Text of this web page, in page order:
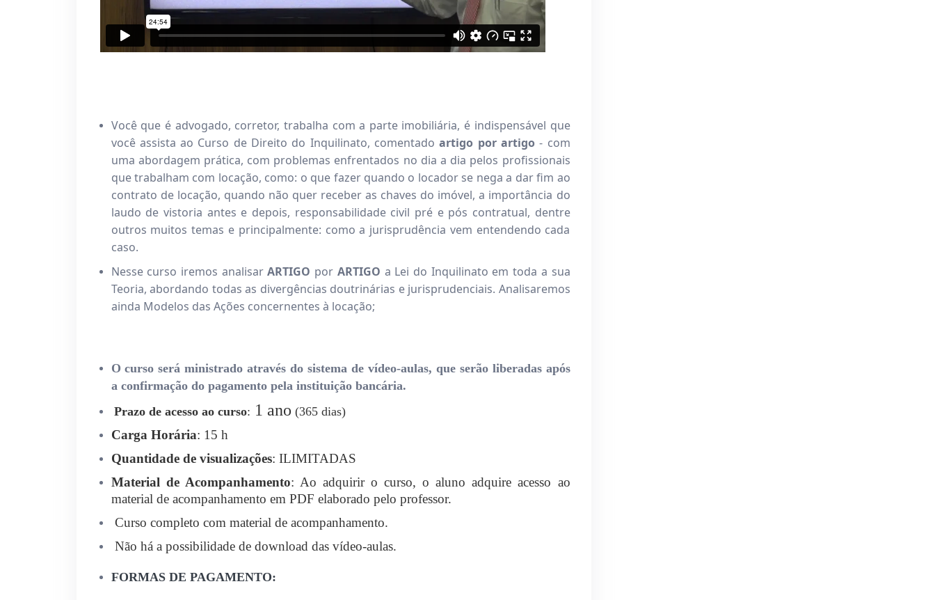
Você que é advogado, corretor, trabalha com a parte imobiliária, é indispensável que
você assista ao Curso de Direito do Inquilinato, comentadoartigo por artigo- com
uma abordagem prática, com problemas enfrentados no dia a dia pelos profissionais
que trabalham com locação, como: o que fazer quando o locador se nega a dar fim ao
contrato de locação, quando não quer receber as chaves do imóvel, a importância do
laudo de vistoria antes e depois, responsabilidade civil pré e pós contratual, dentre
outros muitos temas e principalmente: como a jurisprudência vem entendendo cada
caso.
Nesse curso iremos analisarARTIGO por ARTIGO a Lei do Inquilinato em toda a sua
Teoria, abordando todas as divergências doutrinárias e jurisprudenciais. Analisaremos
ainda Modelos das Ações concernentes à locação;
O curso será ministrado através do sistema de vídeo-aulas, que serão liberadas após
a confirmação do pagamento pela instituição bancária.
Prazo de acesso ao curso: 1 ano (365 dias)
Carga Horária: 15 h
Quantidade de visualizações: ILIMITADAS
Material de Acompanhamento: Ao adquirir o curso, o aluno adquire acesso ao
material de acompanhamento em PDF elaborado pelo professor.
Curso completo com material de acompanhamento.
Não há a possibilidade de download das vídeo-aulas.
FORMAS DE PAGAMENTO: